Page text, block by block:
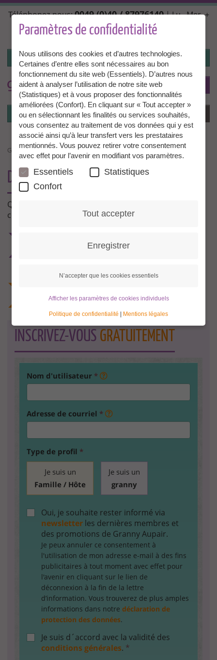
Aller
au
contenu
principal
Téléphonez-nous:0049 (0)40 / 87976140| Lu., Mer. +
Ven. 10:00 - 14:00, Ma. + Jeu. 14:00 - 18:00 |
info@granny-aupair.com
Connexion
Connexion Menu
GRANNY AUPAIR : LES ACTUALITÉS
DU NOUVEAU CHEZ GRANNY AUPAIR
Quoi de neuf chez Granny Aupair? Tenez-vous au
courant!
INSCRIVEZ-VOUS GRATUITEMENT
Nom d'utilisateur *
Adresse de courriel *
Type de profil *
Je suis un
Famille / Hôte
Je suis un
granny
Oui, je souhaite rester informé via
newsletter les dernières membres et
des promotions de Granny Aupair.
Je peux annuler ce consentement à
l'utilisation de mon adresse e-mail à des fins
publicitaires à tout moment avec effet pour
l'avenir en cliquant sur le lien de
déconnexion à la fin de la lettre
d’information. Vous trouverez de plus amples
informations dans notre déclaration de
protection des données.
Je suis d´accord avec la validité des
conditions générales. *
Paramètres de confidentialité
Nous utilisons des cookies et d’autres technologies.
Certaines d’entre elles sont nécessaires au bon
fonctionnement du site web (Essentiels). D’autres nous
aident à analyser l’utilisation de notre site web
(Statistiques) et à vous proposer des fonctionnalités
améliorées (Confort). En cliquant sur « Tout accepter »
ou en sélectionnant les finalités ou services souhaités,
vous consentez au traitement de vos données qui y est
associé ainsi qu’à leur transfert vers les prestataires
mentionnés. Vous pouvez retirer votre consentement
avec effet pour l’avenir en modifiant vos paramètres.
Essentiels
Statistiques
Confort
Tout accepter
Enregistrer
N’accepter que les cookies essentiels
Afficher les paramètres de cookies individuels
Politique de confidentialité Mentions légales